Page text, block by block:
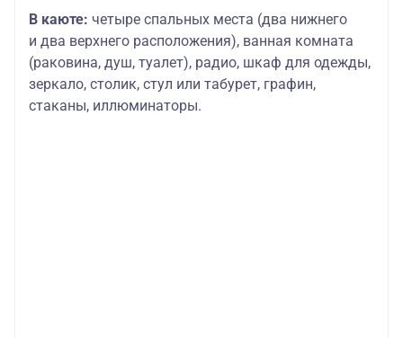
В каюте: четыре спальных места (два нижнего
и два верхнего расположения), ванная комната
(раковина, душ, туалет), радио, шкаф для одежды,
зеркало, столик, стул или табурет, графин,
стаканы, иллюминаторы.